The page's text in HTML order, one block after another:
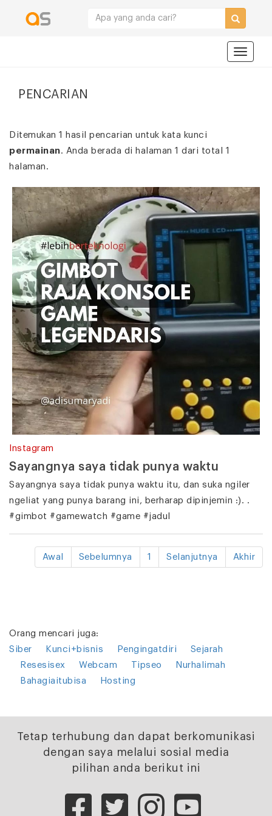
PENCARIAN
Ditemukan 1 hasil pencarian untuk kata kunci
permainan. Anda berada di halaman 1 dari total 1
halaman.
Instagram
Sayangnya saya tidak punya waktu
Sayangnya saya tidak punya waktu itu, dan suka ngiler
ngeliat yang punya barang ini, berharap dipinjemin :). .
#gimbot #gamewatch #game #jadul
Awal Sebelumnya 1 Selanjutnya Akhir
Orang mencari juga:
Siber
Kunci+bisnis Pengingatdiri
Sejarah
Resesisex
Webcam Tipseo
Nurhalimah
Bahagiaitubisa
Hosting
Tetap terhubung dan dapat berkomunikasi
dengan saya melalui sosial media
pilihan anda berikut ini